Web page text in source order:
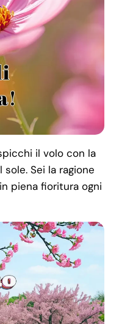
il volo con la
Sei la ragione
piena fioritura ogni